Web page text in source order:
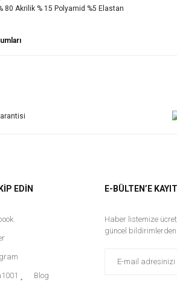
% 80 Akrilik % 15 Polyamid %5 Elastan
Yorum
EDİN
Blog
E-BÜLTEN’E
Haber listemize
güncel